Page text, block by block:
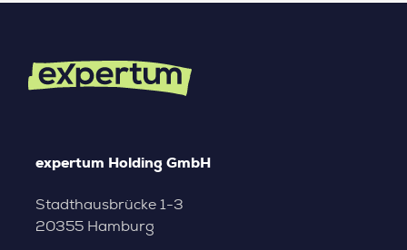
expertum Holding GmbH
Stadthausbrücke 1-3
20355 Hamburg